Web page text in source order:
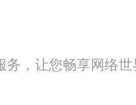
，让您畅享网络世